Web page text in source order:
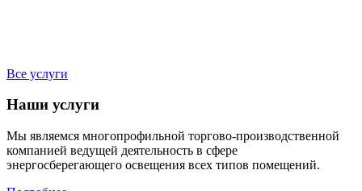
Все услуги
Наши услуги
Мы являемся многопрофильной торгово-производственной
компанией ведущей деятельность в сфере
энергосберегающего освещения всех типов помещений.